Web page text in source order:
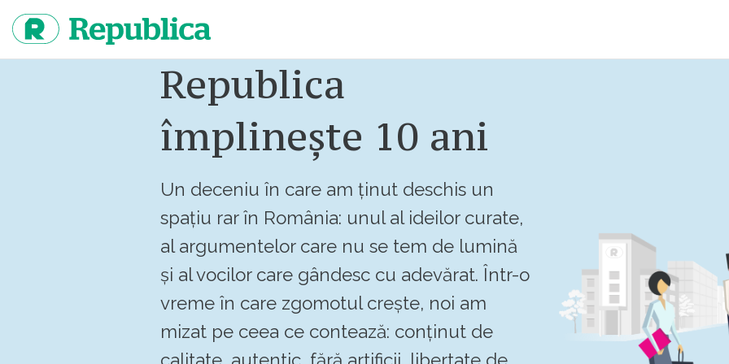
continut
Republica
împlinește 10 ani
Un deceniu în care am ținut deschis un
spațiu rar în România: unul al ideilor curate,
al argumentelor care nu se tem de lumină
și al vocilor care gândesc cu adevărat. Într-o
vreme în care zgomotul crește, noi am
mizat pe ceea ce contează: conținut de